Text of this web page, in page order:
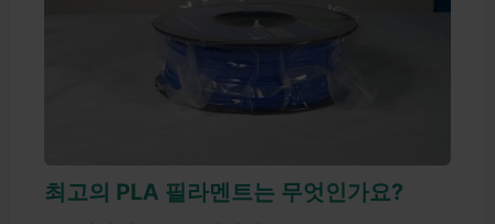
최고의 PLA 필라멘트는 무엇인가요?